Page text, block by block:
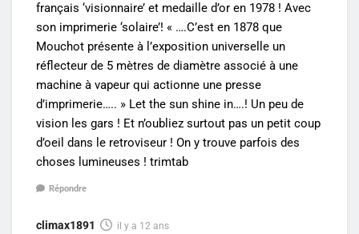
français ‘visionnaire’ et medaille d’or en 1978 ! Avec
son imprimerie ‘solaire’! « ….C’est en 1878 que
Mouchot présente à l’exposition universelle un
réflecteur de 5 mètres de diamètre associé à une
machine à vapeur qui actionne une presse
d’imprimerie….. » Let the sun shine in….! Un peu de
vision les gars ! Et n’oubliez surtout pas un petit coup
d’oeil dans le retroviseur ! On y trouve parfois des
choses lumineuses ! trimtab
Répondre
climax1891 il y a 12 ans